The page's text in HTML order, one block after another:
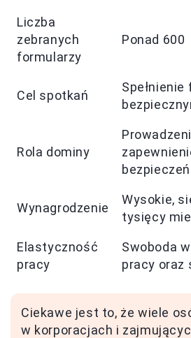
Liczba
zebranych
formularzy
Ponad 600
Cel spotkań
Rola dominy
Wynagrodzenie
Wysokie,
tysięcy
Elastyczność
pracy
Swoboda
pracy oraz
Ciekawe jest to, że wiele
w korporacjach i